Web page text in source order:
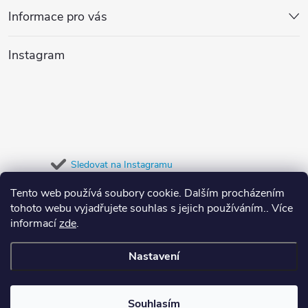
Tento web používá soubory cookie. Dalším procházením
tohoto webu vyjadřujete souhlas s jejich používáním.. Více
informacízde.
Nastavení
Souhlasím
v
k
p
i
s
u
p
a
Informace pro vás
Instagram
Sledovat na Instagramu
Přijímáme online platby
Copyright 2026Dypree. Všechna práva vyhrazena.